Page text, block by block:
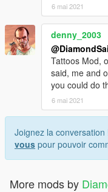
6 mai 2021
denny_2003
Tattoos Mod,
said, me and
you could do
6 mai 2021
Joignez la conversation
vous pour pouvoir
More mods by